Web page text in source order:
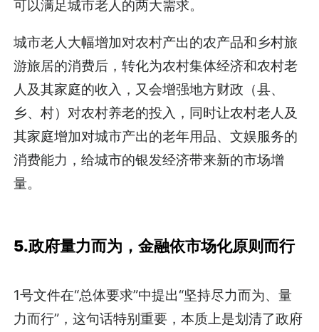
可以满足城市老人的两大需求。
城市老人大幅增加对农村产出的农产品和乡村旅
游旅居的消费后，转化为农村集体经济和农村老
人及其家庭的收入，又会增强地方财政（县、
乡、村）对农村养老的投入，同时让农村老人及
其家庭增加对城市产出的老年用品、文娱服务的
消费能力，给城市的银发经济带来新的市场增
量。
5.政府量力而为，金融依市场化原则而行
1号文件在“总体要求”中提出“坚持尽力而为、量
力而行”，这句话特别重要，本质上是划清了政府